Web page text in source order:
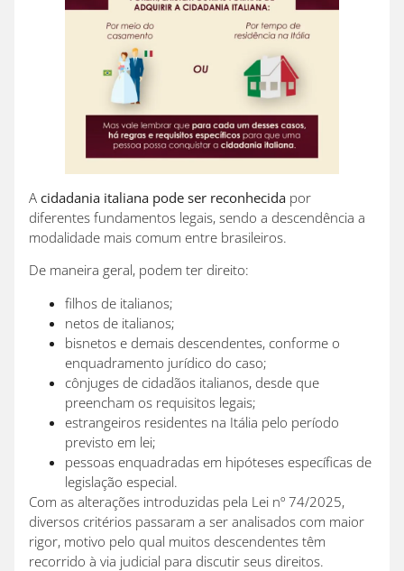
A cidadania italiana pode ser reconhecida por
diferentes fundamentos legais, sendo a descendência a
modalidade mais comum entre brasileiros.
De maneira geral, podem ter direito:
filhos de italianos;
netos de italianos;
bisnetos e demais descendentes, conforme o
enquadramento jurídico do caso;
cônjuges de cidadãos italianos, desde que
preencham os requisitos legais;
estrangeiros residentes na Itália pelo período
previsto em lei;
pessoas enquadradas em hipóteses específicas de
legislação especial.
Com as alterações introduzidas pela Lei nº 74/2025,
diversos critérios passaram a ser analisados com maior
rigor, motivo pelo qual muitos descendentes têm
recorrido à via judicial para discutir seus direitos.